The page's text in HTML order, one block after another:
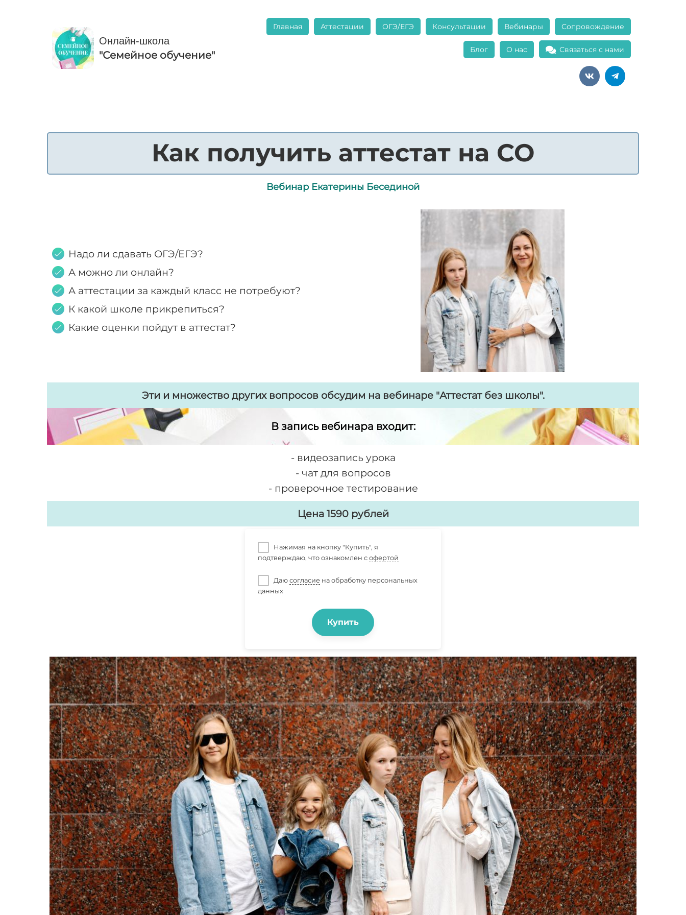
Онлайн-школа
"Семейное обучение"
Главная Аттестации ОГЭ/ЕГЭ Консультации Вебинары Сопровождение
Блог О нас Связаться с нами
Как получить аттестат на СО
Вебинар Екатерины Бесединой
Надо ли сдавать ОГЭ/ЕГЭ?
А можно ли онлайн?
А аттестации за каждый класс не потребуют?
К какой школе прикрепиться?
Какие оценки пойдут в аттестат?
Эти и множество других вопросов обсудим на вебинаре "Аттестат без школы".
В запись вебинара входит:
- видеозапись урока
- чат для вопросов
- проверочное тестирование
Цена 1590 рублей
Нажимая на кнопку "Купить", я
подтверждаю, что ознакомлен с офертой
Даю согласиена обработку персональных
данных
Купить